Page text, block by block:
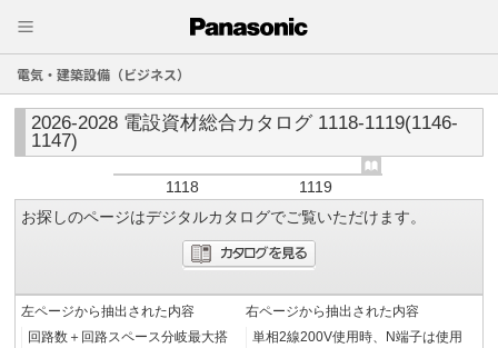
電気・建築設備（ビジネス）
2026-2028 電設資材総合カタログ 1118-1119(1146-
1147)
1118
1119
お探しのページはデジタルカタログでご覧いただけます。
左ページから抽出された内容
回路数＋回路スペース分岐最大搭
右ページから抽出された内容
単相2線200V使用時、N端子は使用